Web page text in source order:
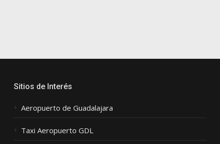
Sitios de Interés
Aeropuerto de Guadalajara
Taxi Aeropuerto GDL